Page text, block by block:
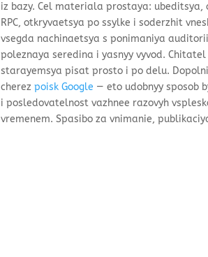
iz bazy. Cel materiala prostaya:
RPC, otkryvaetsya po ssylke i soderzhit
vsegda nachinaetsya s ponimaniya
poleznaya seredina i yasnyy vyvod.
starayemsya pisat prosto i po delu.
cherezpoisk Google — eto udobnyy sposob
i posledovatelnost vazhnee razovyh
vremenem. Spasibo za vnimanie,